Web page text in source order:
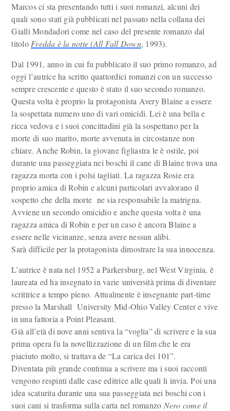
Marcos ci sta presentando tutti i suoi romanzi, alcuni dei
quali sono stati già pubblicati nel passato nella collana dei
Gialli Mondadori come nel caso del presente romanzo dal
titolo Fredda è la notte (All Fall Down, 1993).
Dal 1991, anno in cui fu pubblicato il suo primo romanzo, ad
oggi l’autrice ha scritto quattordici romanzi con un successo
sempre crescente e questo è stato il suo secondo romanzo.
Questa volta è proprio la protagonista Avery Blaine a essere
la sospettata numero uno di vari omicidi. Lei è una bella e
ricca vedova e i suoi concittadini già la sospettano per la
morte di suo marito, morte avvenuta in circostanze non
chiare. Anche Robin, la giovane figliastra le è ostile, poi
durante una passeggiata nei boschi il cane di Blaine trova una
ragazza morta con i polsi tagliati. La ragazza Rosie era
proprio amica di Robin e alcuni particolari avvalorano il
sospetto che della morte ne sia responsabile la matrigna.
Avviene un secondo omicidio e anche questa volta è una
ragazza amica di Robin e per un caso è ancora Blaine a
essere nelle vicinanze, senza avere nessun alibi.
Sarà difficile per la protagonista dimostrare la sua innocenza.
L’autrice è nata nel 1952 a Parkersburg, nel West Virginia, è
laureata ed ha insegnato in varie università prima di diventare
scrittrice a tempo pieno. Attualmente è insegnante part-time
presso la Marshall University Mid-Ohio Valley Center e vive
in una fattoria a Point Pleasant.
Già all’età di nove anni sentiva la “voglia” di scrivere e la sua
prima opera fu la novellizzazione di un film che le era
piaciuto molto, si trattava de “La carica dei 101”.
Diventata più grande continua a scrivere ma i suoi racconti
vengono respinti dalle case editrice alle quali li invia. Poi una
idea scaturita durante una sua passeggiata nei boschi con i
suoi cani si trasforma sulla carta nel romanzo Nero come il